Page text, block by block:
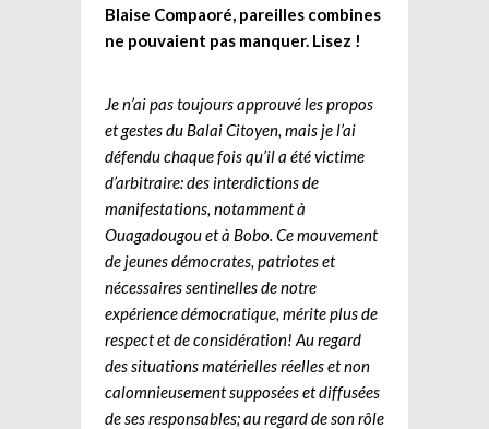
Blaise Compaoré, pareilles combines
ne pouvaient pas manquer. Lisez !
Je n’ai pas toujours approuvé les propos
et gestes du Balai Citoyen, mais je l’ai
défendu chaque fois qu’il a été victime
d’arbitraire: des interdictions de
manifestations, notamment à
Ouagadougou et à Bobo. Ce mouvement
de jeunes démocrates, patriotes et
nécessaires sentinelles de notre
expérience démocratique, mérite plus de
respect et de considération! Au regard
des situations matérielles réelles et non
calomnieusement supposées et diffusées
de ses responsables; au regard de son rôle